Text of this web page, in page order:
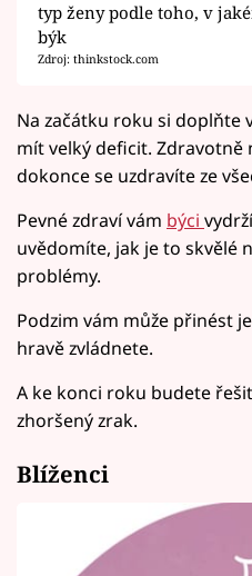
typ ženy podle toho, v
býk
Zdroj: thinkstock.com
Na začátku roku si doplňte
mít velký deficit. Zdravotně
dokonce se uzdravíte ze
Pevné zdraví vám býci
uvědomíte, jak je to skvělé
problémy.
Podzim vám může přinést
hravě zvládnete.
A ke konci roku budete
zhoršený zrak.
Blíženci